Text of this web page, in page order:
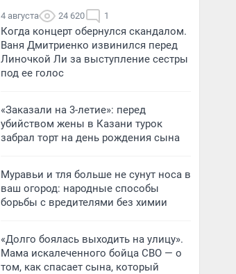
4 августа 24 620 1
Когда концерт обернулся скандалом.
Ваня Дмитриенко извинился перед
Линочкой Ли за выступление сестры
под ее голос
«Заказали на 3-летие»: перед
убийством жены в Казани турок
забрал торт на день рождения сына
Муравьи и тля больше не сунут носа в
ваш огород: народные способы
борьбы с вредителями без химии
«Долго боялась выходить на улицу».
Мама искалеченного бойца СВО — о
том, как спасает сына, который